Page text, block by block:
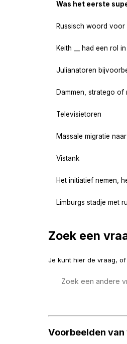
Was het eerste
Russisch woord
Keith __ had een rol
Julianatoren
Dammen, stratego of
Televisietoren
Massale migratie
Vistank
Het initiatief nemen,
Limburgs stadje met
Zoek een
Je kunt hier de vraag,
Voorbeelden